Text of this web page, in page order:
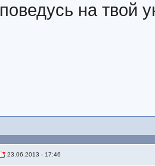
поведусь на твой
23.06.2013 - 17:46